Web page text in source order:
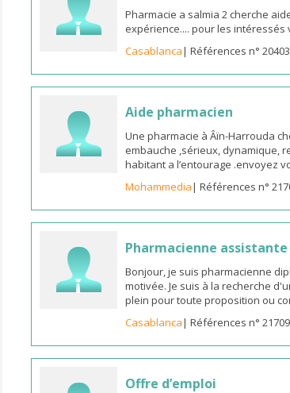
Pharmacie a salmia 2 cherche
expérience.... pour les intéressés
Casablanca| Références n° 20403
Aide pharmacien
Une pharmacie à Âïn-Harrouda
embauche ,sérieux, dynamique,
habitant a l’entourage .envoyez
Mohammedia| Références n°
Pharmacienne assistante
Bonjour, je suis pharmacienne
motivée. Je suis à la recherche
plein pour toute proposition ou
Casablanca| Références n° 21709
Offre d’emploi